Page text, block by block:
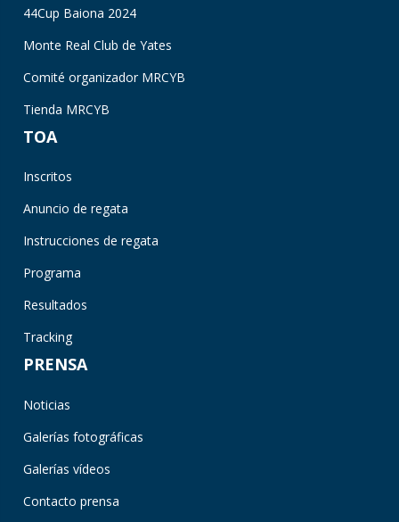
44Cup Baiona 2024
Monte Real Club de Yates
Comité organizador MRCYB
Tienda MRCYB
TOA
Inscritos
Anuncio de regata
Instrucciones de regata
Programa
Resultados
Tracking
PRENSA
Noticias
Galerías fotográficas
Galerías vídeos
Contacto prensa